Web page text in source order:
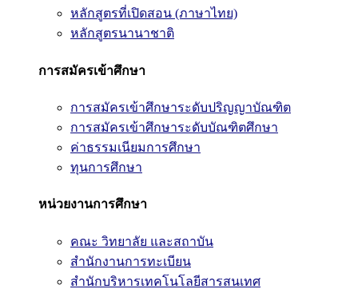
หลักสูตรที่เปิดสอน (ภาษาไทย)
หลักสูตรนานาชาติ
การสมัครเข้าศึกษา
การสมัครเข้าศึกษาระดับปริญญาบัณฑิต
การสมัครเข้าศึกษาระดับบัณฑิตศึกษา
ค่าธรรมเนียมการศึกษา
ทุนการศึกษา
หน่วยงานการศึกษา
คณะ วิทยาลัย และสถาบัน
สำนักงานการทะเบียน
สำนักบริหารเทคโนโลยีสารสนเทศ